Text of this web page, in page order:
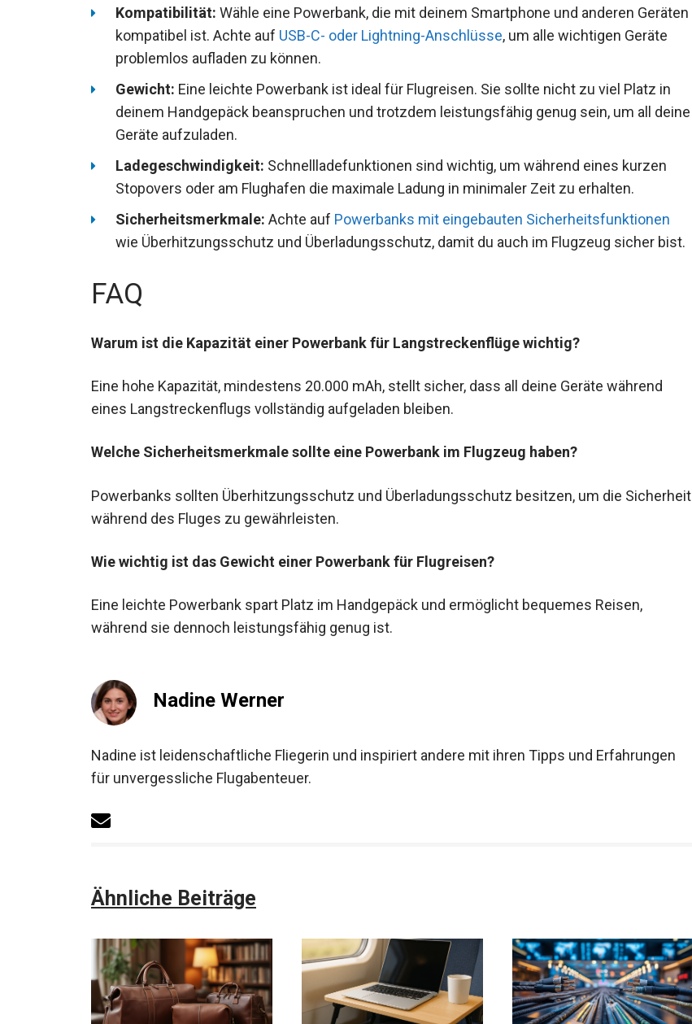
Kompatibilität: Wähle eine Powerbank, die mit deinem Smartphone und anderen Geräten
kompatibel ist. Achte auf USB-C- oder Lightning-Anschlüsse, um alle wichtigen Geräte
problemlos aufladen zu können.
Gewicht: Eine leichte Powerbank ist ideal für Flugreisen. Sie sollte nicht zu viel Platz in
deinem Handgepäck beanspruchen und trotzdem leistungsfähig genug sein, um all deine
Geräte aufzuladen.
Ladegeschwindigkeit: Schnellladefunktionen sind wichtig, um während eines kurzen
Stopovers oder am Flughafen die maximale Ladung in minimaler Zeit zu erhalten.
Sicherheitsmerkmale: Achte auf Powerbanks mit eingebauten Sicherheitsfunktionen
wie Überhitzungsschutz und Überladungsschutz, damit du auch im Flugzeug sicher bist.
FAQ
Warum ist die Kapazität einer Powerbank für Langstreckenflüge wichtig?
Eine hohe Kapazität, mindestens 20.000 mAh, stellt sicher, dass all deine Geräte während
eines Langstreckenflugs vollständig aufgeladen bleiben.
Welche Sicherheitsmerkmale sollte eine Powerbank im Flugzeug haben?
Powerbanks sollten Überhitzungsschutz und Überladungsschutz besitzen, um die Sicherheit
während des Fluges zu gewährleisten.
Wie wichtig ist das Gewicht einer Powerbank für Flugreisen?
Eine leichte Powerbank spart Platz im Handgepäck und ermöglicht bequemes Reisen,
während sie dennoch leistungsfähig genug ist.
Nadine Werner
Nadine ist leidenschaftliche Fliegerin und inspiriert andere mit ihren Tipps und Erfahrungen
für unvergessliche Flugabenteuer.
Ähnliche Beiträge